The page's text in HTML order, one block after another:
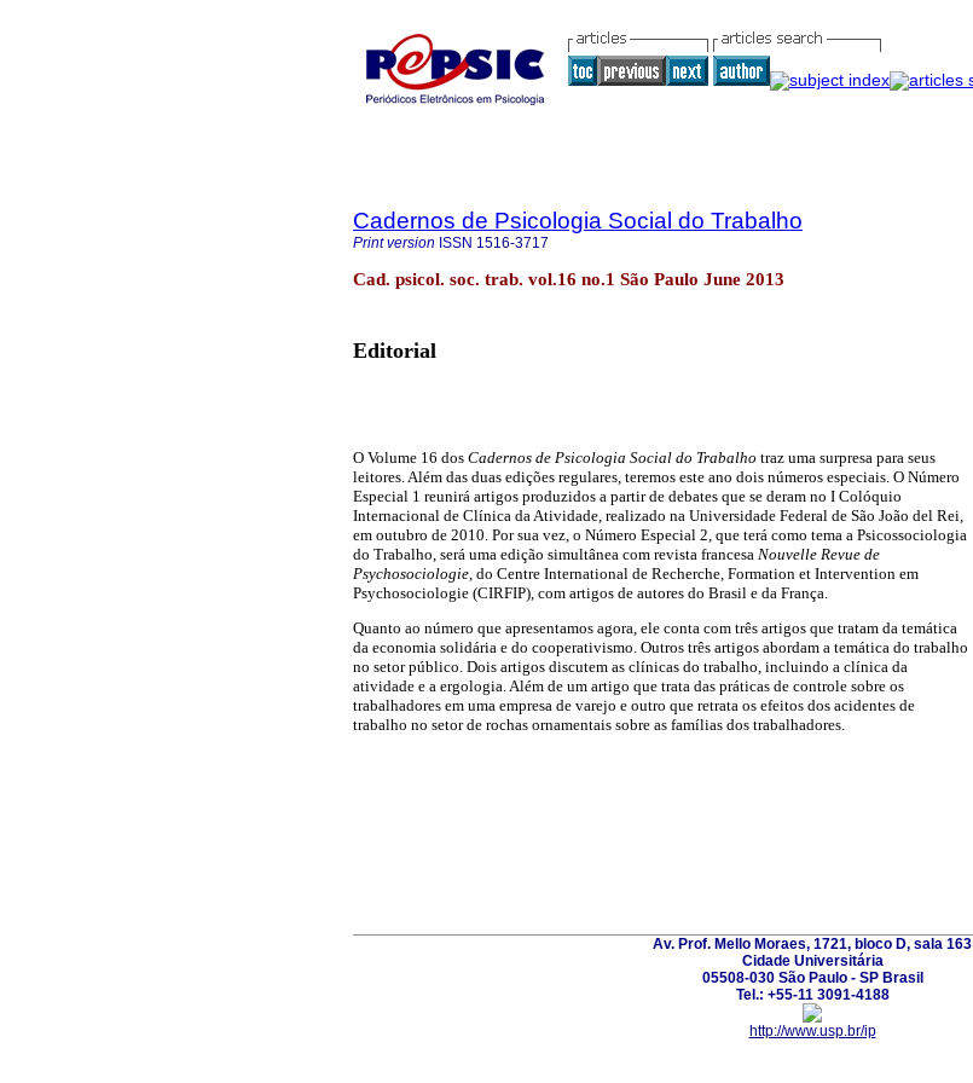
Cadernos de Psicologia Social do Trabalho
Print version ISSN 1516-3717
Cad. psicol. soc. trab. vol.16 no.1 São Paulo June 2013
Editorial
O Volume 16 dos Cadernos de Psicologia Social do Trabalho traz uma surpresa para seus
leitores. Além das duas edições regulares, teremos este ano dois números especiais. O Número
Especial 1 reunirá artigos produzidos a partir de debates que se deram no I Colóquio
Internacional de Clínica da Atividade, realizado na Universidade Federal de São João del Rei,
em outubro de 2010. Por sua vez, o Número Especial 2, que terá como tema a Psicossociologia
do Trabalho, será uma edição simultânea com revista francesa Nouvelle Revue de
Psychosociologie , do Centre International de Recherche, Formation et Intervention em
Psychosociologie (CIRFIP), com artigos de autores do Brasil e da França.
Quanto ao número que apresentamos agora, ele conta com três artigos que tratam da temática
da economia solidária e do cooperativismo. Outros três artigos abordam a temática do trabalho
no setor público. Dois artigos discutem as clínicas do trabalho, incluindo a clínica da
atividade e a ergologia. Além de um artigo que trata das práticas de controle sobre os
trabalhadores em uma empresa de varejo e outro que retrata os efeitos dos acidentes de
trabalho no setor de rochas ornamentais sobre as famílias dos trabalhadores.
Av. Prof. Mello Moraes, 1721, bloco D, sala 163
Cidade Universitária
05508-030 São Paulo - SP Brasil
Tel.: +55-11 3091-4188
http://www.usp.br/ip